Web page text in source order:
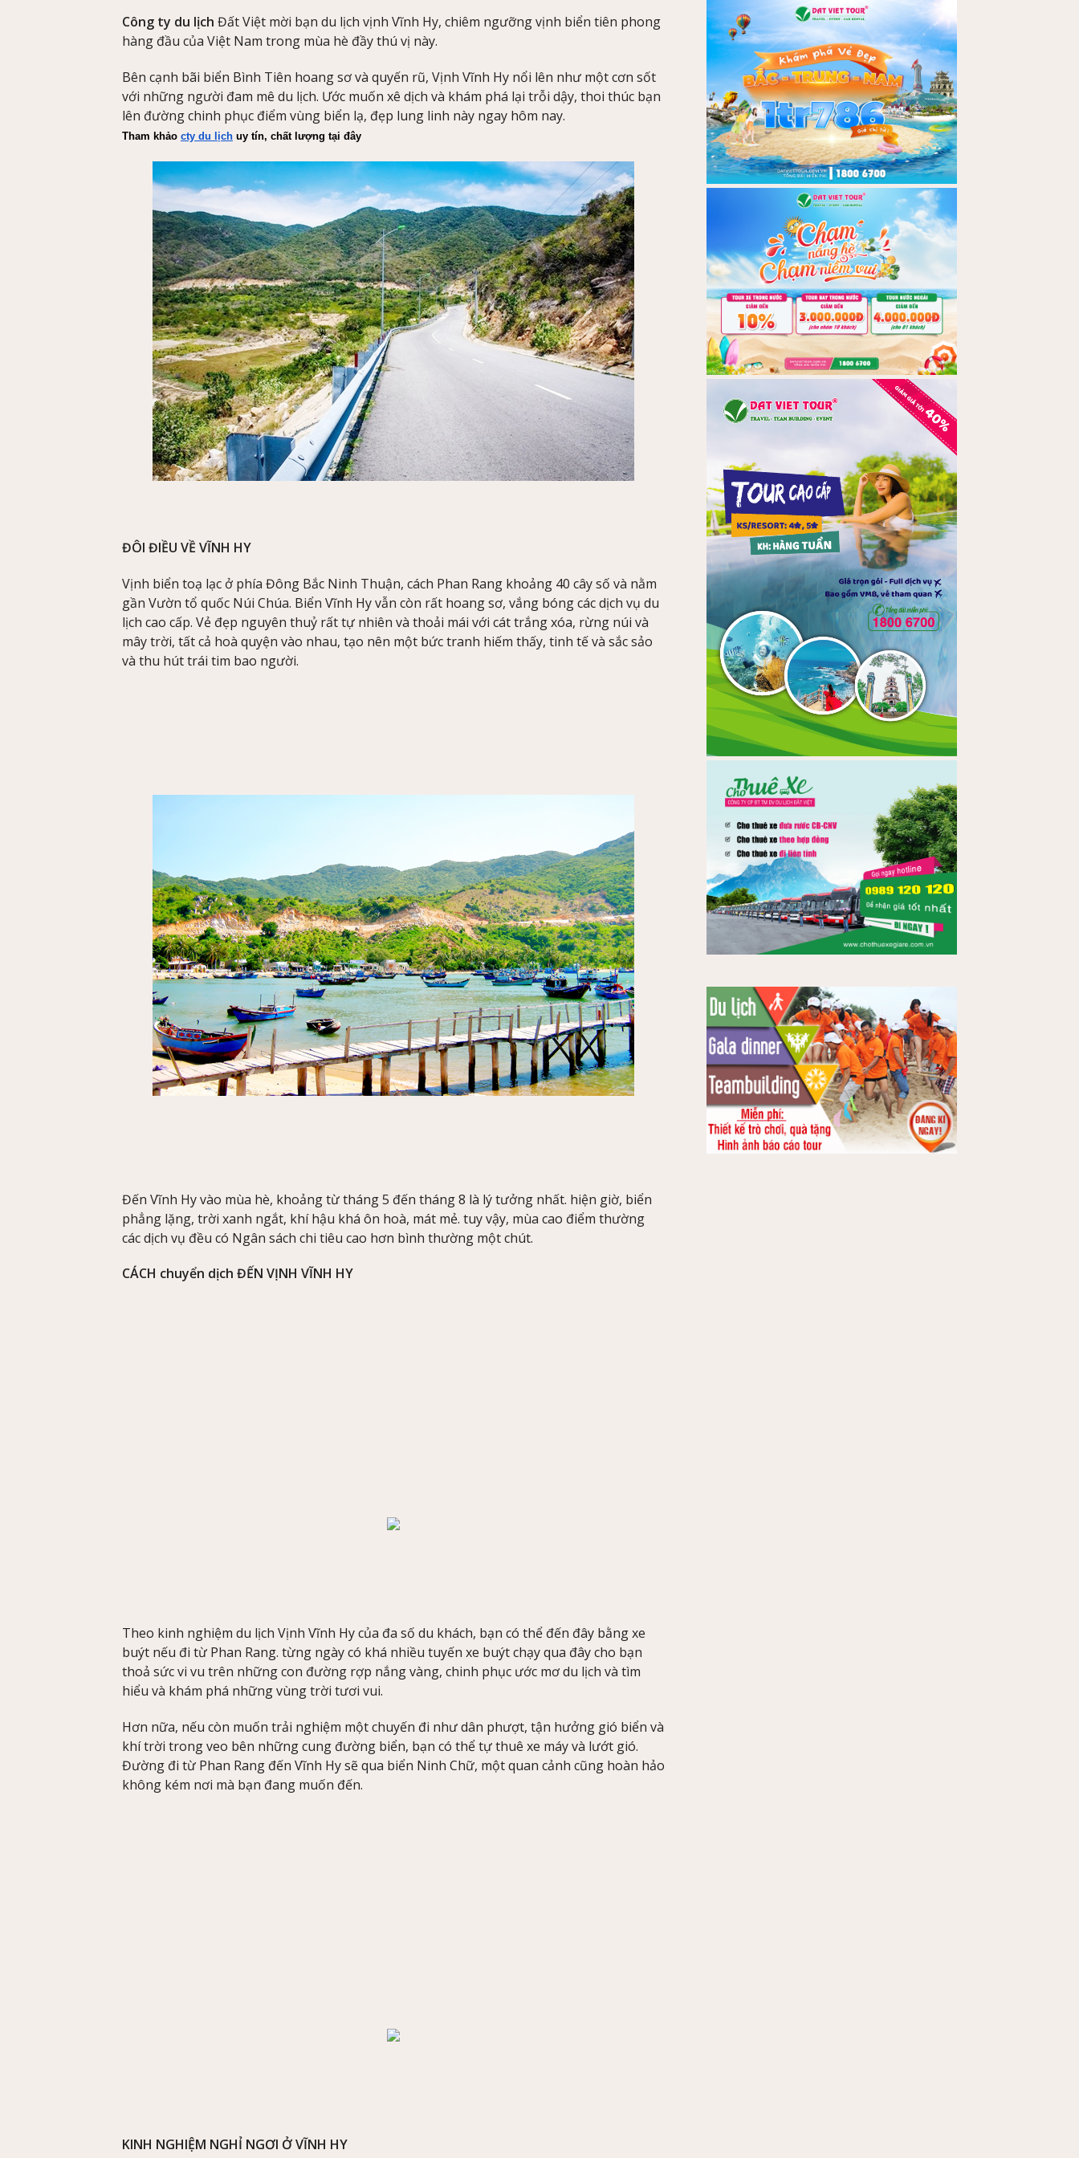
Công ty du lịch Đất Việt mời bạn du lịch vịnh Vĩnh Hy, chiêm ngưỡng vịnh biển tiên phong
hàng đầu của Việt Nam trong mùa hè đầy thú vị này.
Bên cạnh bãi biển Bình Tiên hoang sơ và quyến rũ, Vịnh Vĩnh Hy nổi lên như một cơn sốt
với những người đam mê du lịch. Ước muốn xê dịch và khám phá lại trỗi dậy, thoi thúc bạn
lên đường chinh phục điểm vùng biển lạ, đẹp lung linh này ngay hôm nay.
Tham khảo cty du lịch uy tín, chất lượng tại đây
ĐÔI ĐIỀU VỀ VĨNH HY
Vịnh biển toạ lạc ở phía Đông Bắc Ninh Thuận, cách Phan Rang khoảng 40 cây số và nằm
gần Vườn tổ quốc Núi Chúa. Biển Vĩnh Hy vẫn còn rất hoang sơ, vắng bóng các dịch vụ du
lịch cao cấp. Vẻ đẹp nguyên thuỷ rất tự nhiên và thoải mái với cát trắng xóa, rừng núi và
mây trời, tất cả hoà quyện vào nhau, tạo nên một bức tranh hiếm thấy, tinh tế và sắc sảo
và thu hút trái tim bao người.
Đến Vĩnh Hy vào mùa hè, khoảng từ tháng 5 đến tháng 8 là lý tưởng nhất. hiện giờ, biển
phẳng lặng, trời xanh ngắt, khí hậu khá ôn hoà, mát mẻ. tuy vậy, mùa cao điểm thường
các dịch vụ đều có Ngân sách chi tiêu cao hơn bình thường một chút.
CÁCH chuyển dịch ĐẾN VỊNH VĨNH HY
Theo kinh nghiệm du lịch Vịnh Vĩnh Hy của đa số du khách, bạn có thể đến đây bằng xe
buýt nếu đi từ Phan Rang. từng ngày có khá nhiều tuyến xe buýt chạy qua đây cho bạn
thoả sức vi vu trên những con đường rợp nắng vàng, chinh phục ước mơ du lịch và tìm
hiểu và khám phá những vùng trời tươi vui.
Hơn nữa, nếu còn muốn trải nghiệm một chuyến đi như dân phượt, tận hưởng gió biển và
khí trời trong veo bên những cung đường biển, bạn có thể tự thuê xe máy và lướt gió.
Đường đi từ Phan Rang đến Vĩnh Hy sẽ qua biển Ninh Chữ, một quan cảnh cũng hoàn hảo
không kém nơi mà bạn đang muốn đến.
KINH NGHIỆM NGHỈ NGƠI Ở VĨNH HY